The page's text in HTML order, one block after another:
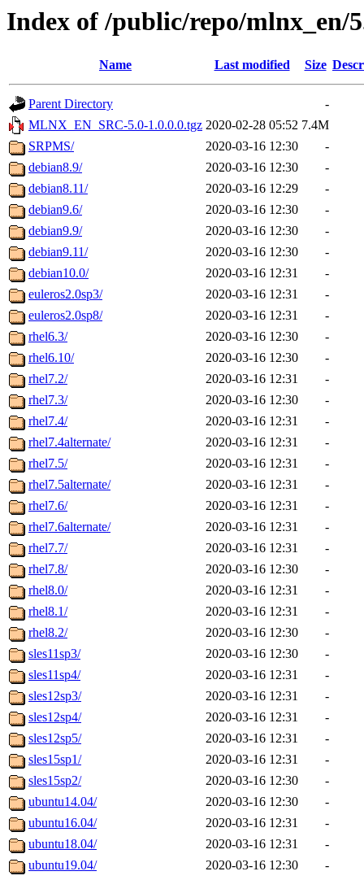
Index of /public/repo/mlnx_en/
Name Last modified Size
Parent Directory
-
MLNX_EN_SRC-5.0-1.0.0.0.tgz 2020-02-28 05:52 7.4M
SRPMS/
2020-03-16 12:30
-
debian8.9/
2020-03-16 12:30
-
debian8.11/
2020-03-16 12:29
-
debian9.6/
2020-03-16 12:30
-
debian9.9/
2020-03-16 12:30
-
debian9.11/
2020-03-16 12:30
-
debian10.0/
2020-03-16 12:31
-
euleros2.0sp3/
2020-03-16 12:31
-
euleros2.0sp8/
2020-03-16 12:31
-
rhel6.3/
2020-03-16 12:30
-
rhel6.10/
2020-03-16 12:30
-
rhel7.2/
2020-03-16 12:31
-
rhel7.3/
2020-03-16 12:30
-
rhel7.4/
2020-03-16 12:31
-
rhel7.4alternate/
2020-03-16 12:31
-
rhel7.5/
2020-03-16 12:31
-
rhel7.5alternate/
2020-03-16 12:31
-
rhel7.6/
2020-03-16 12:31
-
rhel7.6alternate/
2020-03-16 12:31
-
rhel7.7/
2020-03-16 12:31
-
rhel7.8/
2020-03-16 12:30
-
rhel8.0/
2020-03-16 12:31
-
rhel8.1/
2020-03-16 12:31
-
rhel8.2/
2020-03-16 12:30
-
sles11sp3/
2020-03-16 12:30
-
sles11sp4/
2020-03-16 12:31
-
sles12sp3/
2020-03-16 12:31
-
sles12sp4/
2020-03-16 12:31
-
sles12sp5/
2020-03-16 12:31
-
sles15sp1/
2020-03-16 12:31
-
sles15sp2/
2020-03-16 12:30
-
ubuntu14.04/
2020-03-16 12:30
-
ubuntu16.04/
2020-03-16 12:31
-
ubuntu18.04/
2020-03-16 12:31
-
ubuntu19.04/
2020-03-16 12:30
-